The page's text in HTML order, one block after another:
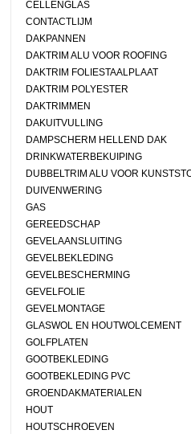
CELLENGLAS
CONTACTLIJM
DAKPANNEN
DAKTRIM ALU VOOR ROOFING
DAKTRIM FOLIESTAALPLAAT
DAKTRIM POLYESTER
DAKTRIMMEN
DAKUITVULLING
DAMPSCHERM HELLEND DAK
DRINKWATERBEKUIPING
DUBBELTRIM ALU VOOR
DUIVENWERING
GAS
GEREEDSCHAP
GEVELAANSLUITING
GEVELBEKLEDING
GEVELBESCHERMING
GEVELFOLIE
GEVELMONTAGE
GLASWOL EN HOUTWOLCEMENT
GOLFPLATEN
GOOTBEKLEDING
GOOTBEKLEDING PVC
GROENDAKMATERIALEN
HOUT
HOUTSCHROEVEN